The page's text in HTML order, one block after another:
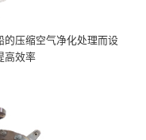
的压缩空气净化处理而设
高效率